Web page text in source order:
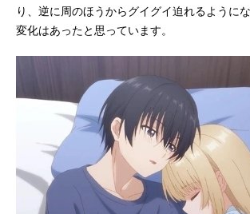
り、逆に周のほうからグイグイ迫れるように
変化はあったと思っています。